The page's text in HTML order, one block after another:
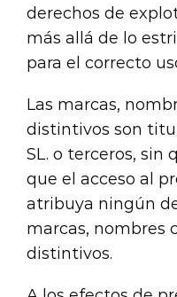
derechos de
más allá de lo
para el correcto
Las marcas,
distintivos son
SL. o terceros, sin
que el acceso al
atribuya ningún
marcas, nombres
distintivos.